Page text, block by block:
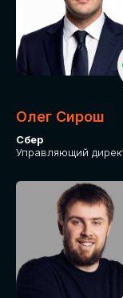
Олег Сирош
Сбер
Управляющий